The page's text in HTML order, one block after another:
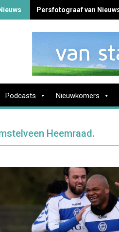
Persfotograaf van
Podcasts Nieuwkomers
Heemraad.